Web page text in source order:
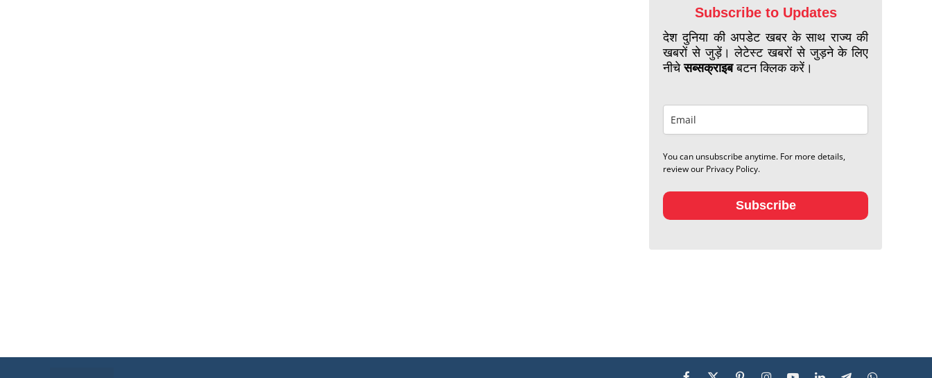
Subscribe to Updates
देश दुनिया की अपडेट खबर के साथ राज्य की
खबरों से जुड़ें। लेटेस्ट खबरों से जुड़ने के लिए
नीचेसब्सक्राइबबटन क्लिक करें।
You can unsubscribe anytime. For more details,
review our Privacy Policy.
Subscribe